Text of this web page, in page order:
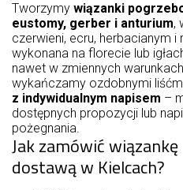
Tworzymy wiązanki
eustomy, gerber i anturium,
czerwieni, ecru, herbacianym
wykonana na florecie lub
nawet w zmiennych
wykańczamy ozdobnymi
z indywidualnym napisem –
dostępnych propozycji lub
pożegnania.
Jak zamówić
dostawą w Kielcach?